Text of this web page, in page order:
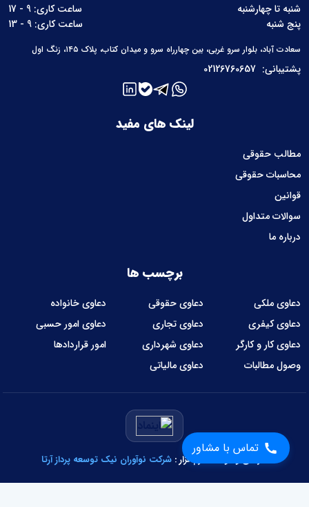
تماس با مشاور
لینک های مفید
مطالب حقوقی
محاسبات حقوقی
قوانین
سوالات متداول
درباره ما
برچسب ها
دعاوی ملکی دعاوی حقوقی
دعاوی خانواده
دعاوی کیفری
دعاوی تجاری
دعاوی امور حسبی
دعاوی کار و کارگر
دعاوی شهرداری
امور قراردادها
وصول مطالبات
دعاوی مالیاتی
شنبه تا چهارشنبه
ساعت کاری: 9 - 17
پنج شنبه
ساعت کاری: 9 - 13
سعادت آباد، بلوار سرو غربی، بین چهارراه سرو و میدان کتاب، پلاک ۱۴۵، زنگ اول
پشتیبانی: 02126760657
طراحی و توسعه نرم‌افزار : شرکت نوآوران نیک توسعه پرداز آرتا